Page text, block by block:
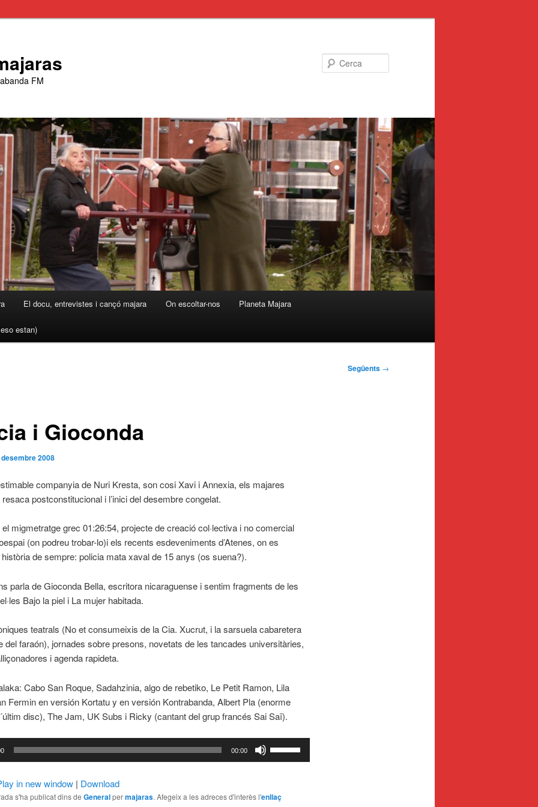
FM
El docu, entrevistes i cançó majara On escoltar-nos Planeta Majara
estan)
Següents →
i Gioconda
2008
companyia de Nuri Kresta, son cosi Xavi i Annexia, els majares
postconstitucional i l’inici del desembre congelat.
migmetratge grec 01:26:54, projecte de creació col·lectiva i no comercial
(on podreu trobar-lo)i els recents esdeveniments d’Atenes, on es
de sempre: policia mata xaval de 15 anys (os suena?).
parla de Gioconda Bella, escritora nicaraguense i sentim fragments de les
Bajo la piel i La mujer habitada.
teatrals (No et consumeixis de la Cia. Xucrut, i la sarsuela cabaretera
del faraón), jornades sobre presons, novetats de les tancades universitàries,
i agenda rapideta.
Cabo San Roque, Sadahzinia, algo de rebetiko, Le Petit Ramon, Lila
Fermin en versión Kortatu y en versión Kontrabanda, Albert Pla (enorme
disc), The Jam, UK Subs i Ricky (cantant del grup francés Sai Saï).
00:00
de
in new window| Download
s'ha publicat dins de Generalpermajaras. Afegeix a les adreces d'interès l'enllaç